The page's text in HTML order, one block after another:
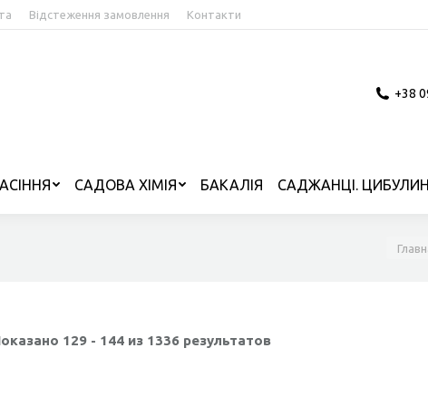
Відстеження замовлення Контакти
+38
САДОВА ХІМІЯ БАКАЛІЯ САДЖАНЦІ.
Вы
129 - 144 из 1336 результатов